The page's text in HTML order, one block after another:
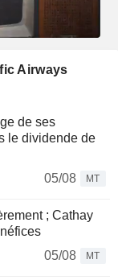
Airways
de ses
le dividende de
05/08
MT
; Cathay
05/08
MT